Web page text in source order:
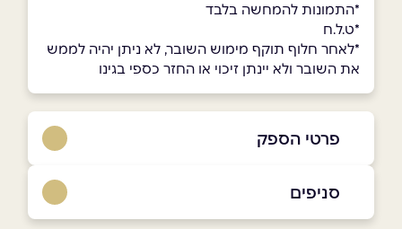
*התמונות להמחשה בלבד
*ט.ל.ח
*לאחר חלוף תוקף מימוש השובר, לא ניתן יהיה לממש
את השובר ולא יינתן זיכוי או החזר כספי בגינו
פרטי הספק
באתר בפייסבוק
באינסטגרם
סניפים